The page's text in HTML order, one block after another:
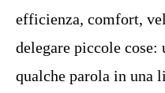
efficienza, comfort,
delegare piccole cose:
qualche parola in una